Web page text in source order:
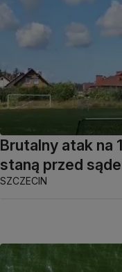
Brutalny atak na
staną przed
SZCZECIN